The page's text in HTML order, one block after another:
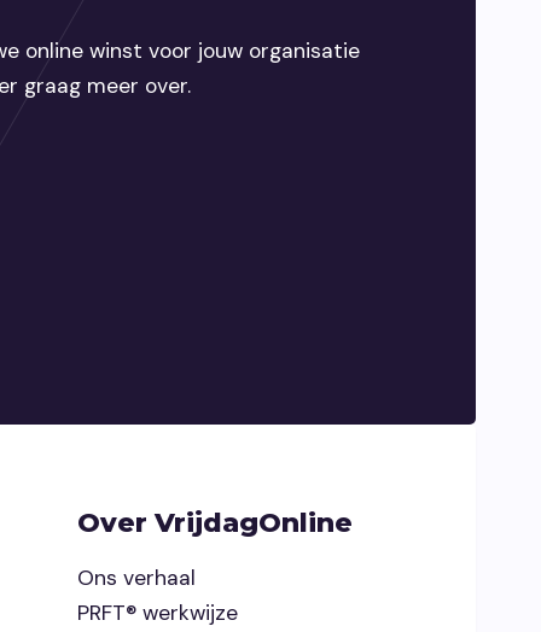
online winst voor jouw organisatie
graag meer over.
Over VrijdagOnline
Ons verhaal
PRFT® werkwijze